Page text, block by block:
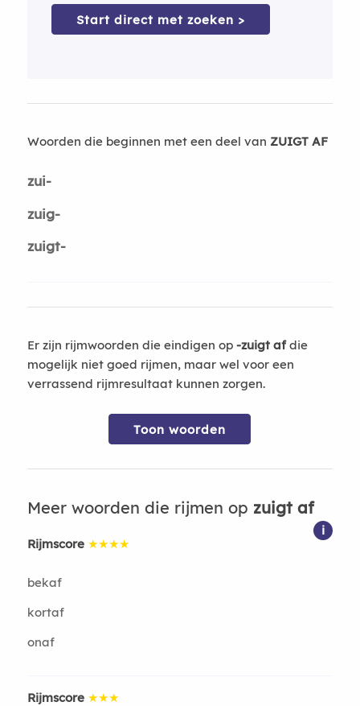
Start direct met zoeken >
Woorden die beginnen met een deel van ZUIGT AF
zui-
zuig-
zuigt-
Er zijn rijmwoorden die eindigen op -zuigt afdie
mogelijk niet goed rijmen, maar wel voor een
verrassend rijmresultaat kunnen zorgen.
Toon woorden
Meer woorden die rijmen op zuigt af
i
Rijmscore ★★★★
bekaf
kortaf
onaf
Rijmscore ★★★